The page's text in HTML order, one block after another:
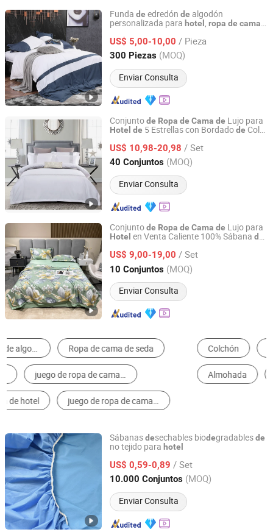
Funda de edredón de algodón
personalizada para hotel , ropa de cama
US$ 5,00-10,00 / Pieza
300 Piezas (MOQ)
Enviar Consulta
Shanghai Easun Group Imp & Exp Co., Ltd.
Shanghai, China Desde 2011
Conjuntode Ropa de Cama de Lujo para
Hotel de 5 Estrellas con Bordadode Color
SábanasdeMicrofibra 100%Cotton
US$ 10,98-20,98 / Set
40 Conjuntos (MOQ)
Enviar Consulta
Chengdu Molee Textile Co., Ltd.
Sichuan, China Desde 2023
Conjuntode Ropa de Cama de Lujo para
Hotel en Venta Caliente 100% Sábana de
US$ 9,00-19,00 / Set
10 Conjuntos (MOQ)
Enviar Consulta
Zhang Zhou DITAI Import & Export Trade Co., Ltd.
Fujian, China Desde 2018
Colchón Manta
Almohada Edredón
Sábanasdesechables biodegradablesde
no tejido para hotel
US$ 0,59-0,89 / Set
10.000 Conjuntos (MOQ)
Enviar Consulta
Xiantao Topmed Nonwoven Protective Products Co., Ltd.
Hubei, China Desde 2008